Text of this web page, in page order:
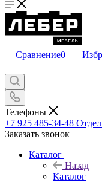
Сравнение0
Телефоны
+7 925 485-34-48
Заказать звонок
Каталог
Назад
Каталог